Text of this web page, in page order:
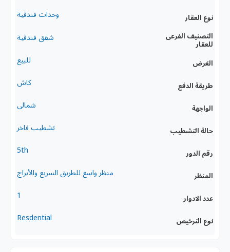
نوع العقار وحدات فندقية
التصنيف الفرعى
للعقار
شقق فندقية
الغرض للبيع
طريقة الدفع كاش
الواجهة شمالى
حالة التشطيب تشطيب فاخر
رقم الدور 5th
المنظر منظر واسع للطريق السريع والأبراج
عدد الادوار 1
نوع الترخيص Resdential